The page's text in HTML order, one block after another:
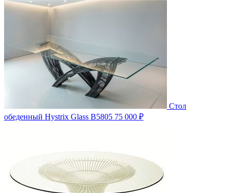
Стол
обеденный Hystrix Glass B5805 75 000 ₽